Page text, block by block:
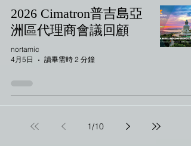
2026 Cimatron普吉島亞
洲區代理商會議回顧
nortamic
4月5日
讀畢需時 2 分鐘
1/10